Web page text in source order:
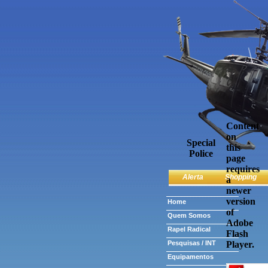
Special
Police
Alerta Shopping
Home
Quem Somos
Rapel Radical
Pesquisas / INT
Equipamentos
Content
on
this
page
requires
a
newer
version
of
Adobe
Flash
Player.